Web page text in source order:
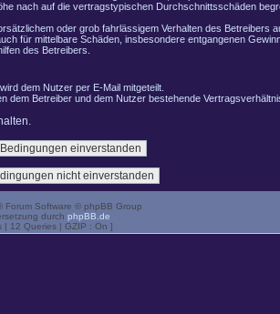
nach auf die vertragstypischen Durchschnittsschäden
oder grob fahrlässigem Verhalten des
für mittelbare Schäden, insbesondere entgangenen
des Betreibers.
dem Nutzer per E-Mail mitgeteilt.
Betreiber und dem Nutzer bestehende
Forum Software © phpBB Group
durch phpBB.de
| 12 Queries | GZIP : On ]